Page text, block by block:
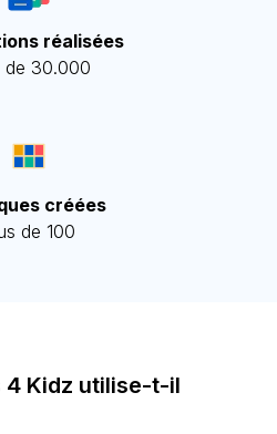
réalisées
de 30.000
créées
de 100
4 Kidz utilise-t-il